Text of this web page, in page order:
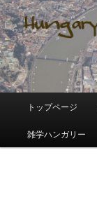
メ
メ
イ
トップページ
雑学ハンガリー